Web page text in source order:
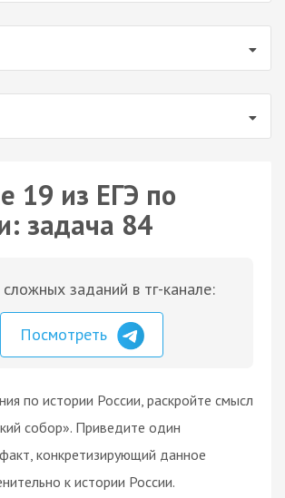
19 из ЕГЭ по
задача 84
заданий в тг-канале:
Посмотреть
по истории России, раскройте смысл
собор». Приведите один
конкретизирующий данное
к истории России.